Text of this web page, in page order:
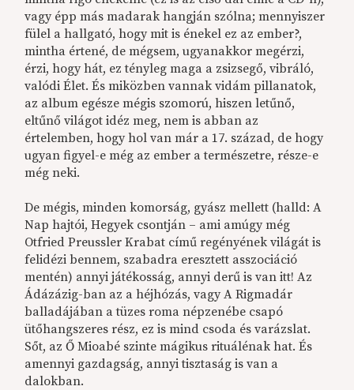
vagy épp más madarak hangján szólna; mennyiszer
fülel a hallgató, hogy mit is énekel ez az ember?,
mintha értené, de mégsem, ugyanakkor megérzi,
érzi, hogy hát, ez tényleg maga a zsizsegő, vibráló,
valódi Élet. És miközben vannak vidám pillanatok,
az album egésze mégis szomorú, hiszen letűnő,
eltűnő világot idéz meg, nem is abban az
értelemben, hogy hol van már a 17. század, de hogy
ugyan figyel-e még az ember a természetre, része-e
még neki.
De mégis, minden komorság, gyász mellett (halld: A
Nap hajtói, Hegyek csontján – ami amúgy még
Otfried Preussler Krabat című regényének világát is
felidézi bennem, szabadra eresztett asszociáció
mentén) annyi játékosság, annyi derű is van itt! Az
Ádázázig-ban az a héjhózás, vagy A Rigmadár
balladájában a tüzes roma népzenébe csapó
ütőhangszeres rész, ez is mind csoda és varázslat.
Sőt, az Ő Mioabé szinte mágikus rituálénak hat. És
amennyi gazdagság, annyi tisztaság is van a
dalokban.